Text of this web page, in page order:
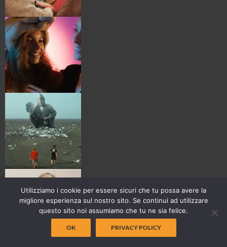
Utilizziamo i cookie per essere sicuri che tu possa avere la
migliore esperienza sul nostro sito. Se continui ad utilizzare
questo sito noi assumiamo che tu ne sia felice.
OK PRIVACY POLICY